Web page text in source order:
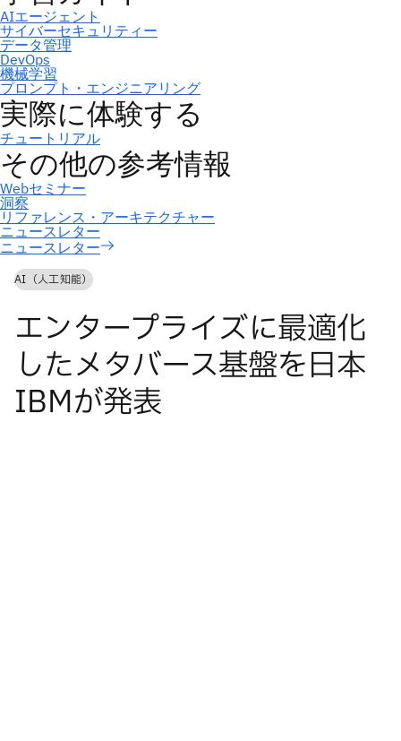
ニュースレター
AI（人工知能）
エンタープライズに最適化
したメタバース基盤を日本
IBMが発表